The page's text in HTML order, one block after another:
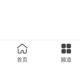
首页 频道